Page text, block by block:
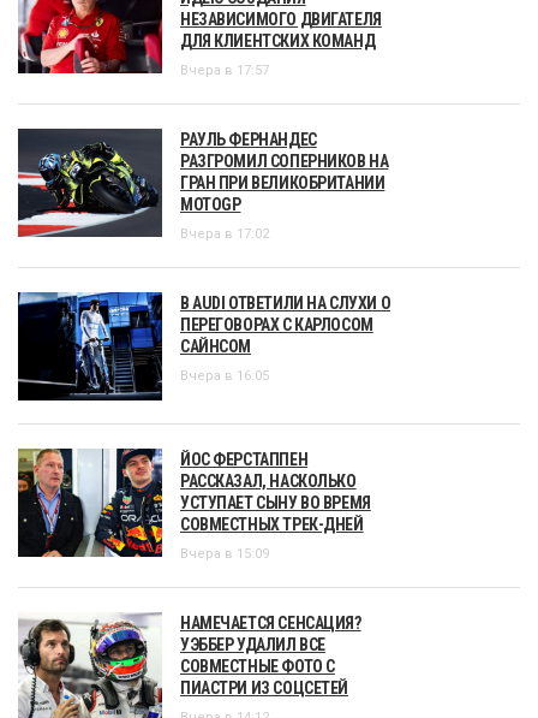
НЕЗАВИСИМОГО ДВИГАТЕЛЯ
ДЛЯ КЛИЕНТСКИХ КОМАНД
Вчера в 17:57
РАУЛЬ ФЕРНАНДЕС
РАЗГРОМИЛ СОПЕРНИКОВ НА
ГРАН ПРИ ВЕЛИКОБРИТАНИИ
MOTOGP
Вчера в 17:02
В AUDI ОТВЕТИЛИ НА СЛУХИ О
ПЕРЕГОВОРАХ С КАРЛОСОМ
САЙНСОМ
Вчера в 16:05
ЙОС ФЕРСТАППЕН
РАССКАЗАЛ, НАСКОЛЬКО
УСТУПАЕТ СЫНУ ВО ВРЕМЯ
СОВМЕСТНЫХ ТРЕК-ДНЕЙ
Вчера в 15:09
НАМЕЧАЕТСЯ СЕНСАЦИЯ?
УЭББЕР УДАЛИЛ ВСЕ
СОВМЕСТНЫЕ ФОТО С
ПИАСТРИ ИЗ СОЦСЕТЕЙ